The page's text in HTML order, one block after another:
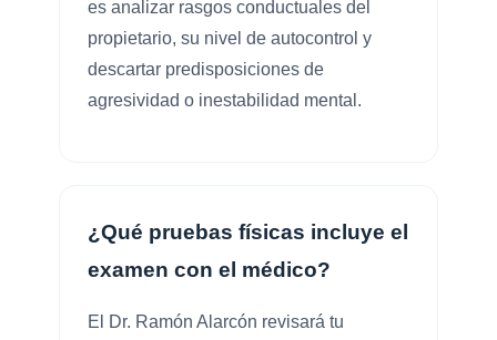
es analizar rasgos conductuales del
propietario, su nivel de autocontrol y
descartar predisposiciones de
agresividad o inestabilidad mental.
¿Qué pruebas físicas incluye el
examen con el médico?
El Dr. Ramón Alarcón revisará tu